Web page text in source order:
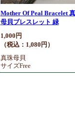
Mother Of Peal Bracelet
母貝ブレスレット 緑
1,000円
（税込：1,080円）
真珠母貝
サイズFree